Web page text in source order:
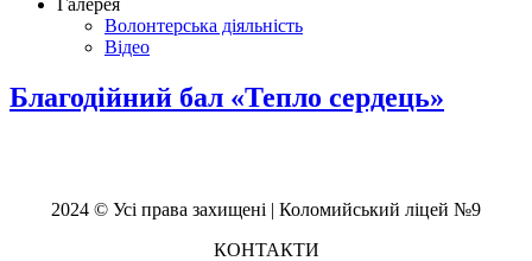
Галерея
Волонтерська діяльність
Відео
Благодійний бал «Тепло сердець»
2024 © Усі права захищені | Коломийський ліцей №9
КОНТАКТИ